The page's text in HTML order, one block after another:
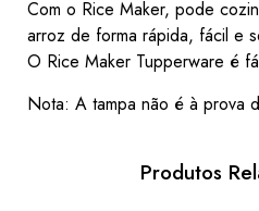
Com o Rice Maker, pode
arroz de forma rápida, fácil e
O Rice Maker Tupperware é
Nota: A tampa não é à prova
Produtos